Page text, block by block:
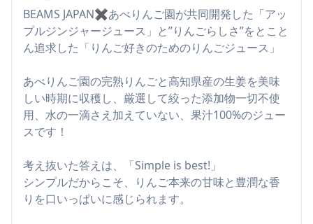
BEAMS JAPAN✖️あべりんご園が共同開発した「アッ
プルジンジャージュース」と”りんごらしさ”をとこと
ん追求した「りんご好きのためのりんごジュース」
あべりんご園の完熟りんごと高知県産の生姜を美味
しい時期に収穫し、厳選して絞った添加物一切不使
用、水の一滴さえ加えていない、果汁100%のジュー
スです！
考え抜いた答えは、「Simple is best!」
シンプルだからこそ、りんご本来の甘味と豊潤な香
りを口いっぱいに感じられます。